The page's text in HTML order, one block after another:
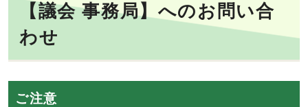
【議会 事務局】へのお問い合
わせ
ご注意